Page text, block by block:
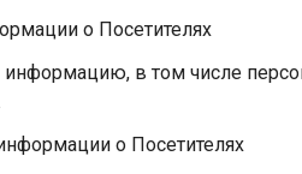
о Посетителях
информацию, в том числе
о Посетителях